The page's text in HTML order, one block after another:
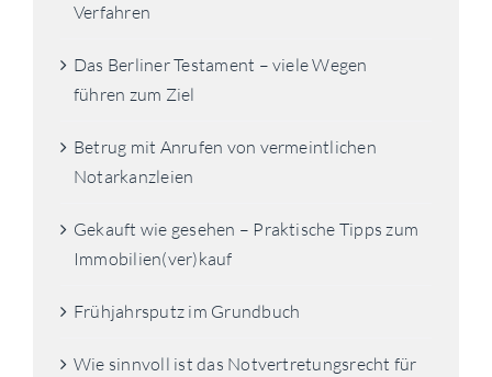
Verfahren
Das Berliner Testament – viele Wegen
führen zum Ziel
Betrug mit Anrufen von vermeintlichen
Notarkanzleien
Gekauft wie gesehen – Praktische Tipps zum
Immobilien(ver)kauf
Frühjahrsputz im Grundbuch
Wie sinnvoll ist das Notvertretungsrecht für